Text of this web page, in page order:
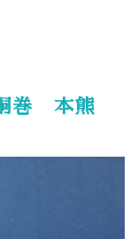
巻 本熊